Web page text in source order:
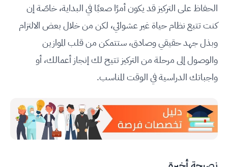
الحفاظ على التركيز قد يكون أمرًا صعبًا في البداية، خاصّة إن
كنت تتبع نظام حياة غير عشوائي، لكن من خلال بعض الالتزام
وبذل جهد حقيقي وصادق، ستتمكن من قلب الموازين
والوصول إلى مرحلة من التركيز تتيح لك إنجاز أعمالك، أو
واجباتك الدراسية في الوقت المناسب.